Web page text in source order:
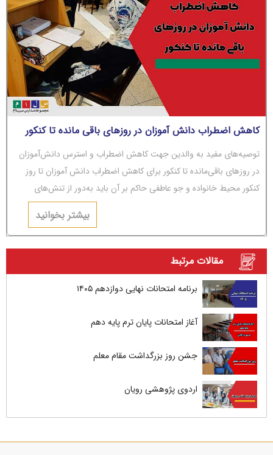
کاهش اضطراب دانش آموزان در روزهای باقی مانده تا کنکور
توصیه‌های مفید به والدین جهت کاهش اضطراب و استرس دانش‌آموزان
در روزهای باقی‌مانده تا کنکور برای کاهش اضطراب دانش آموزان تا روز
کنکور محیط خانواده و جو عاطفی حاکم بر آن باید به‌دور از تنش‌های
بیشتر بخوانید
مقالات مرتبط
برنامه امتحانات نهایی دوازدهم ۱۴۰۵
آغاز امتحانات پایان ترم پایه دهم
جشن روز بزرگداشت مقام معلم
اردوی پژوهشی رویان